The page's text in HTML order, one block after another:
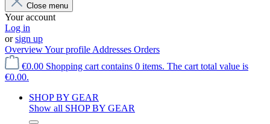
Close menu
Your account
Log in
orsign up
OverviewYour profile Addresses Orders
€0.00 Shopping cart contains 0 items. The cart total value is
€0.00.
SHOP BY GEAR
Show all SHOP BY GEAR